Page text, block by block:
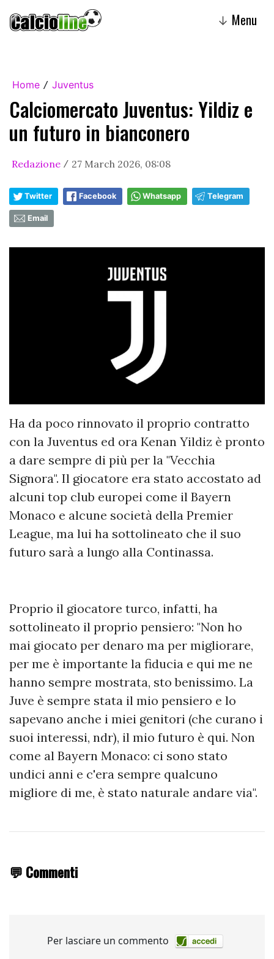
↓ Menu
Home / Juventus
Calciomercato Juventus: Yildiz e
un futuro in bianconero
Redazione / 27 March 2026, 08:08
Twitter Facebook Whatsapp Telegram
Email
Ha da poco rinnovato il proprio contratto
con la Juventus ed ora Kenan Yildiz è pronto
a dare sempre di più per la "Vecchia
Signora". Il giocatore era stato accostato ad
alcuni top club europei come il Bayern
Monaco e alcune società della Premier
League, ma lui ha sottolineato che il suo
futuro sarà a lungo alla Continassa.
Proprio il giocatore turco, infatti, ha
sottolineato il proprio pensiero: "Non ho
mai giocato per denaro ma per migliorare,
per me è importante la fiducia e qui me ne
hanno sempre mostrata, sto benissimo. La
Juve è sempre stata il mio pensiero e lo
sapevano anche i miei genitori (che curano i
suoi interessi, ndr), il mio futuro è qui. Non
come al Bayern Monaco: ci sono stato
undici anni e c'era sempre qualcuno
migliore di me, è stato naturale andare via".
💬 Commenti